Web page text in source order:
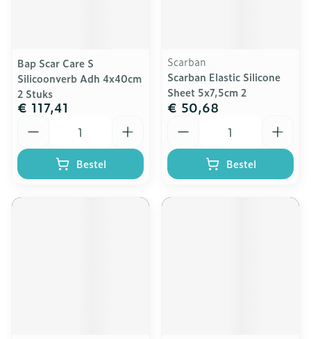
Bap Scar Care S
Silicoonverb Adh 4x40cm
2 Stuks
€ 117,41
Bestel
Scarban
Scarban Elastic Silicone
Sheet 5x7,5cm 2
€ 50,68
Bestel